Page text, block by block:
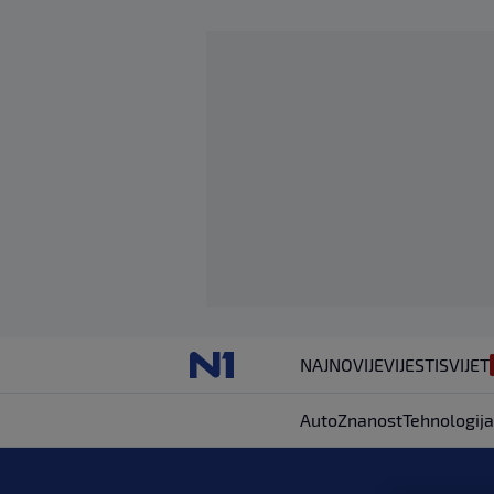
NAJNOVIJEVIJESTISVIJET
AutoZnanostTehnologija